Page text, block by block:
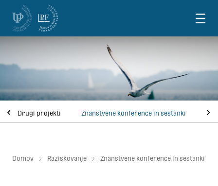
Skoči na vsebino
Drugi projekti Znanstvene konference in sestanki
Domov Raziskovanje Znanstvene konference in sestanki